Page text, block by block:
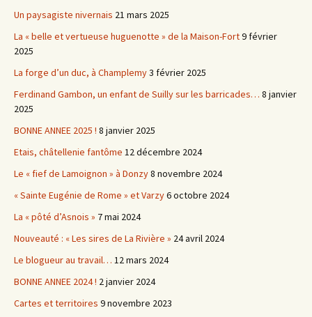
Un paysagiste nivernais 21 mars 2025
La « belle et vertueuse huguenotte » de la Maison-Fort9 février
2025
La forge d’un duc, à Champlemy3 février 2025
Ferdinand Gambon, un enfant de Suilly sur les barricades… 8 janvier
2025
BONNE ANNEE 2025 ! 8 janvier 2025
Etais, châtellenie fantôme 12 décembre 2024
Le « fief de Lamoignon » à Donzy8 novembre 2024
« Sainte Eugénie de Rome » et Varzy6 octobre 2024
La « pôté d’Asnois » 7 mai 2024
Nouveauté : « Les sires de La Rivière » 24 avril 2024
Le blogueur au travail… 12 mars 2024
BONNE ANNEE 2024 ! 2 janvier 2024
Cartes et territoires 9 novembre 2023